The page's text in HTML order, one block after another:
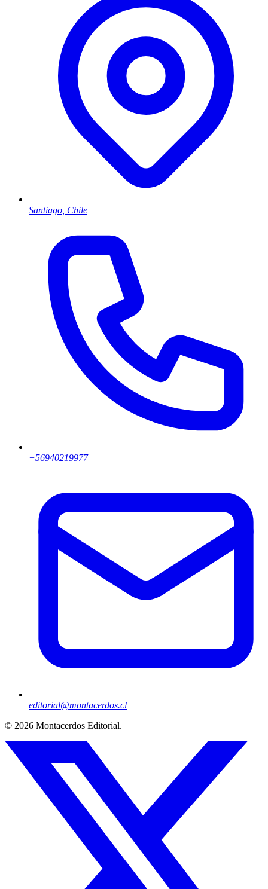
Santiago, Chile
+56940219977
editorial@montacerdos.cl
© 2026 Montacerdos Editorial.